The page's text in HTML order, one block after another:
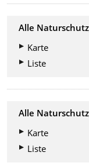
Alle
Karte
Liste
Alle
Karte
Liste